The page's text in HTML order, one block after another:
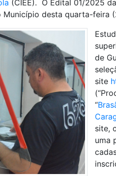
(CIEE). O Edital 01/2025
desta quarta-feira
de
site
“
site,
uma